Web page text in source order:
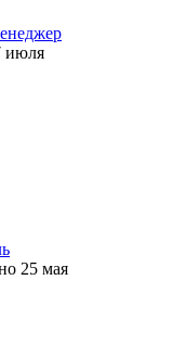
июля
25 мая